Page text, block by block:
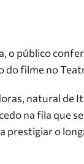
o público
do filme no
natural de
na fila que
prestigiar o